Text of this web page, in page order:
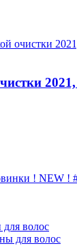
! NEW !
волос
для волос